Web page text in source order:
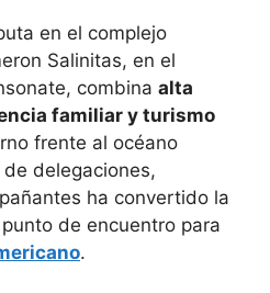
en el complejo
Salinitas, en el
combina alta
familiar y turismo
frente al océano
delegaciones,
ha convertido la
de encuentro para
.